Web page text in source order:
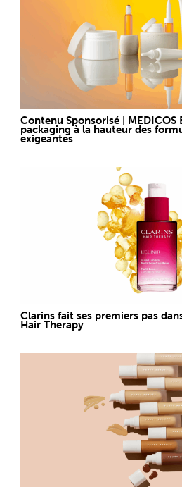
Contenu Sponsorisé |
packaging à la hauteur des
exigeantes
Clarins fait ses premiers pas
Hair Therapy